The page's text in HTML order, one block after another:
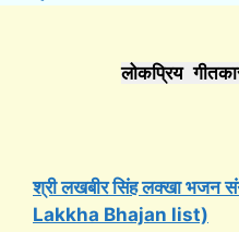
लोकप्रिय
श्री लखबीर सिंह लक्खा
Lakkha Bhajan list)